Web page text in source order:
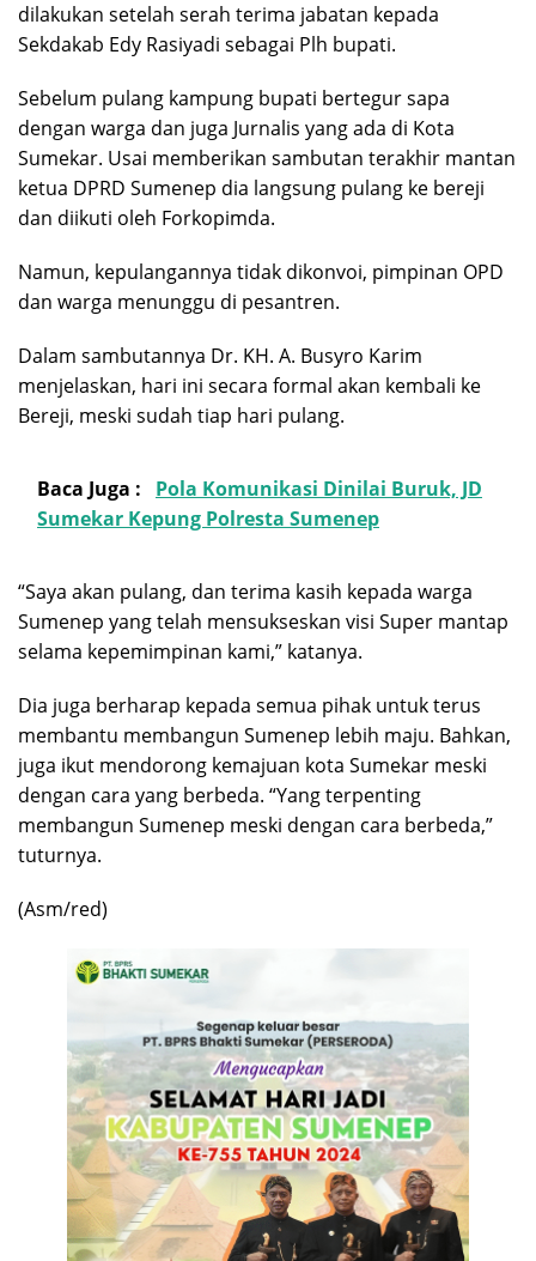
dilakukan setelah serah terima jabatan kepada
Sekdakab Edy Rasiyadi sebagai Plh bupati.
Sebelum pulang kampung bupati bertegur sapa
dengan warga dan juga Jurnalis yang ada di Kota
Sumekar. Usai memberikan sambutan terakhir mantan
ketua DPRD Sumenep dia langsung pulang ke bereji
dan diikuti oleh Forkopimda.
Namun, kepulangannya tidak dikonvoi, pimpinan OPD
dan warga menunggu di pesantren.
Dalam sambutannya Dr. KH. A. Busyro Karim
menjelaskan, hari ini secara formal akan kembali ke
Bereji, meski sudah tiap hari pulang.
Baca Juga :
Pola Komunikasi Dinilai Buruk, JD
Sumekar Kepung Polresta Sumenep
“Saya akan pulang, dan terima kasih kepada warga
Sumenep yang telah mensukseskan visi Super mantap
selama kepemimpinan kami,” katanya.
Dia juga berharap kepada semua pihak untuk terus
membantu membangun Sumenep lebih maju. Bahkan,
juga ikut mendorong kemajuan kota Sumekar meski
dengan cara yang berbeda. “Yang terpenting
membangun Sumenep meski dengan cara berbeda,”
tuturnya.
(Asm/red)